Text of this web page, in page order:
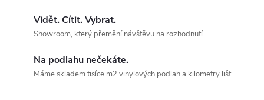
Vidět. Cítit. Vybrat.
Showroom, který přemění návštěvu na rozhodnutí.
Na podlahu nečekáte.
Máme skladem tisíce m2 vinylových podlah a kilometry lišt.